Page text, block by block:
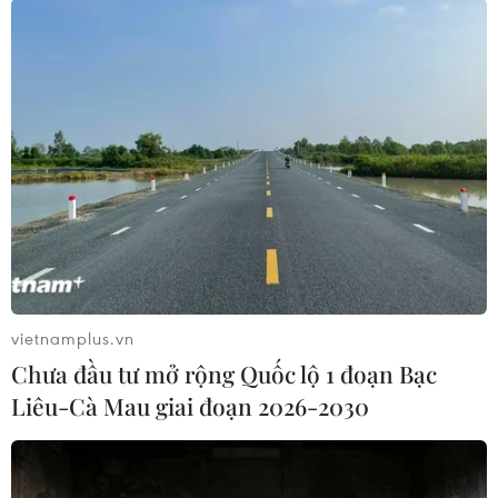
vietnamplus.vn
Chưa đầu tư mở rộng Quốc lộ 1 đoạn Bạc
Liêu-Cà Mau giai đoạn 2026-2030